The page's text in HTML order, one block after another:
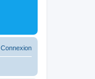
Connexion